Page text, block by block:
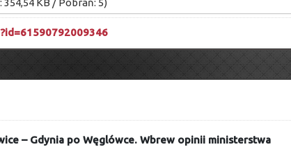
KB / Pobrań: 5)
– Gdynia po Węglówce. Wbrew opinii ministerstwa